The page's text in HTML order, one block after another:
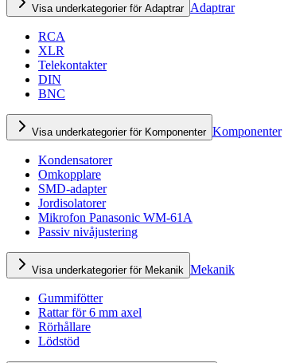
Visa underkategorier för Adaptrar Adaptrar
RCA
XLR
Telekontakter
DIN
BNC
Visa underkategorier för Komponenter Komponenter
Kondensatorer
Omkopplare
SMD-adapter
Jordisolatorer
Mikrofon Panasonic WM-61A
Passiv nivåjustering
Visa underkategorier för Mekanik Mekanik
Gummifötter
Rattar för 6 mm axel
Rörhållare
Lödstöd